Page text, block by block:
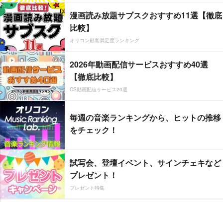
漫画読み放題サブスクおすすめ11選【徹底
比較】
オリコン顧客満足度ランキング
2026年動画配信サービスおすすめ40選
【徹底比較】
CS動画配信サービス20選
毎週の音楽ランキングから、ヒットの推移
をチェック！
試写会、登壇イベント、サインチェキなど
プレゼント！
プレゼント特集